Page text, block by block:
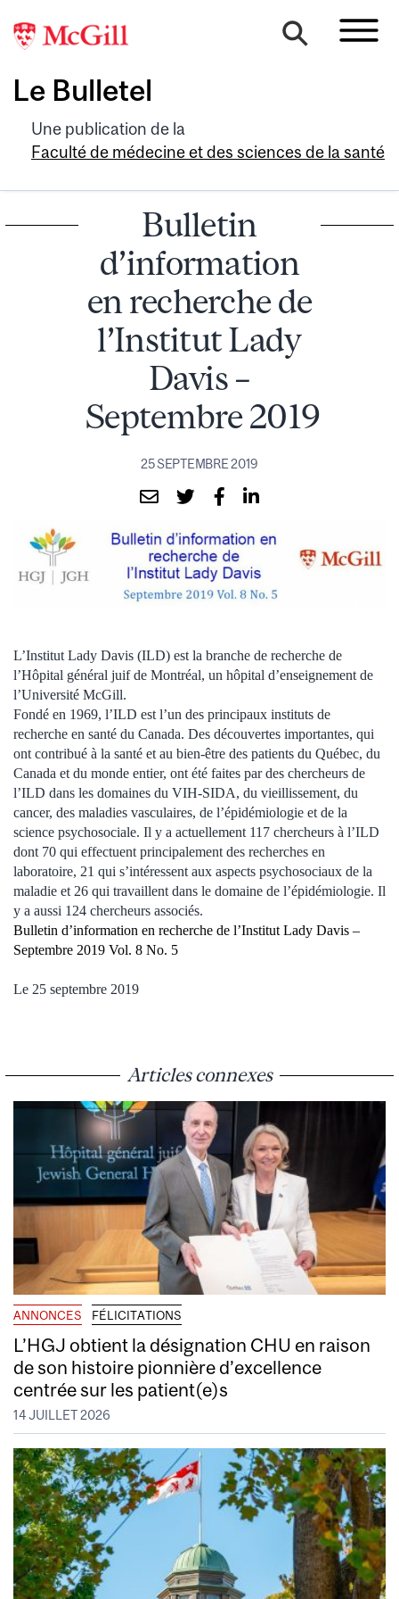
Le Bulletel
Une publication de la
Faculté de médecine et des sciences de la santé
Bulletin
d’information
en recherche de
l’Institut Lady
Davis –
Septembre 2019
25 SEPTEMBRE 2019
L’Institut Lady Davis (ILD) est la branche de recherche de
l’Hôpital général juif de Montréal, un hôpital d’enseignement de
l’Université McGill.
Fondé en 1969, l’ILD est l’un des principaux instituts de
recherche en santé du Canada. Des découvertes importantes, qui
ont contribué à la santé et au bien-être des patients du Québec, du
Canada et du monde entier, ont été faites par des chercheurs de
l’ILD dans les domaines du VIH-SIDA, du vieillissement, du
cancer, des maladies vasculaires, de l’épidémiologie et de la
science psychosociale. Il y a actuellement 117 chercheurs à l’ILD
dont 70 qui effectuent principalement des recherches en
laboratoire, 21 qui s’intéressent aux aspects psychosociaux de la
maladie et 26 qui travaillent dans le domaine de l’épidémiologie. Il
y a aussi 124 chercheurs associés.
Bulletin d’information en recherche de l’Institut Lady Davis –
Septembre 2019 Vol. 8 No. 5
Le 25 septembre 2019
Articles connexes
ANNONCES FÉLICITATIONS
L’HGJ obtient la désignation CHU en raison
de son histoire pionnière d’excellence
centrée sur les patient(e)s
14 JUILLET 2026